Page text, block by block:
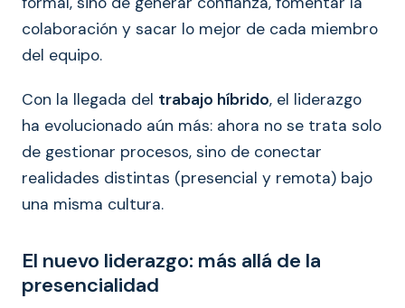
colaboración y sacar lo mejor de cada miembro
del equipo.
Con la llegada del trabajo híbrido, el liderazgo
ha evolucionado aún más: ahora no se trata solo
de gestionar procesos, sino de conectar
realidades distintas (presencial y remota) bajo
una misma cultura.
El nuevo liderazgo: más allá de la
presencialidad